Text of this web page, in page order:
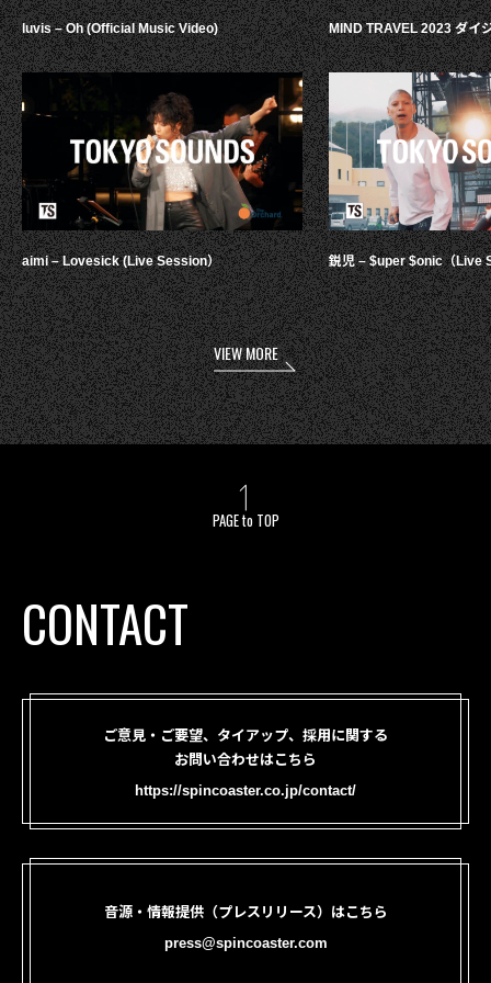
luvis – Oh (Official Music Video)
aimi – Lovesick (Live Session）
MIND TRAVEL 2023 ダイ
鋭児 – $uper $onic（Live
VIEW MORE
PAGE to TOP
CONTACT
ご意見・ご要望、タイアップ、採用に関する
お問い合わせはこちら
https://spincoaster.co.jp/contact/
音源・情報提供（プレスリリース）はこちら
press@spincoaster.com